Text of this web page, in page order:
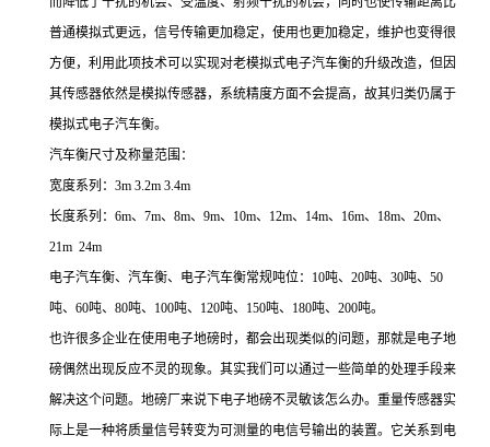
普通模拟式更远，信号传输更加稳定，使用也更加稳定，维护也变得很
方便，利用此项技术可以实现对老模拟式电子汽车衡的升级改造，但因
其传感器依然是模拟传感器，系统精度方面不会提高，故其归类仍属于
模拟式电子汽车衡。
汽车衡尺寸及称量范围：
宽度系列：3m 3.2m 3.4m
长度系列：6m、7m、8m、9m、10m、12m、14m、16m、18m、20m、
21m 24m
电子汽车衡、汽车衡、电子汽车衡常规吨位：10吨、20吨、30吨、50
吨、60吨、80吨、100吨、120吨、150吨、180吨、200吨。
也许很多企业在使用电子地磅时，都会出现类似的问题，那就是电子地
磅偶然出现反应不灵的现象。其实我们可以通过一些简单的处理手段来
解决这个问题。地磅厂来说下电子地磅不灵敏该怎么办。重量传感器实
际上是一种将质量信号转变为可测量的电信号输出的装置。它关系到电